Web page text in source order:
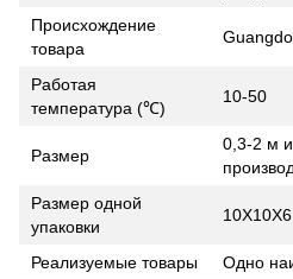
Происхождение
товара
Работая
температура (℃)
10-50
Размер
0,3-2 м
Размер одной
упаковки
Реализуемые товары
Одно